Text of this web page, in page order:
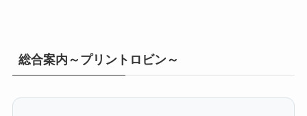
総合案内～プリントロビン～